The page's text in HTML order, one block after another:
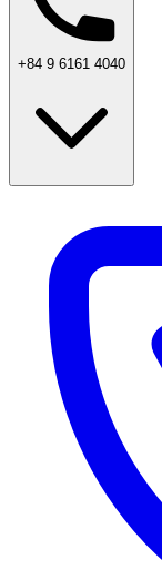
+84 9 6161 4040